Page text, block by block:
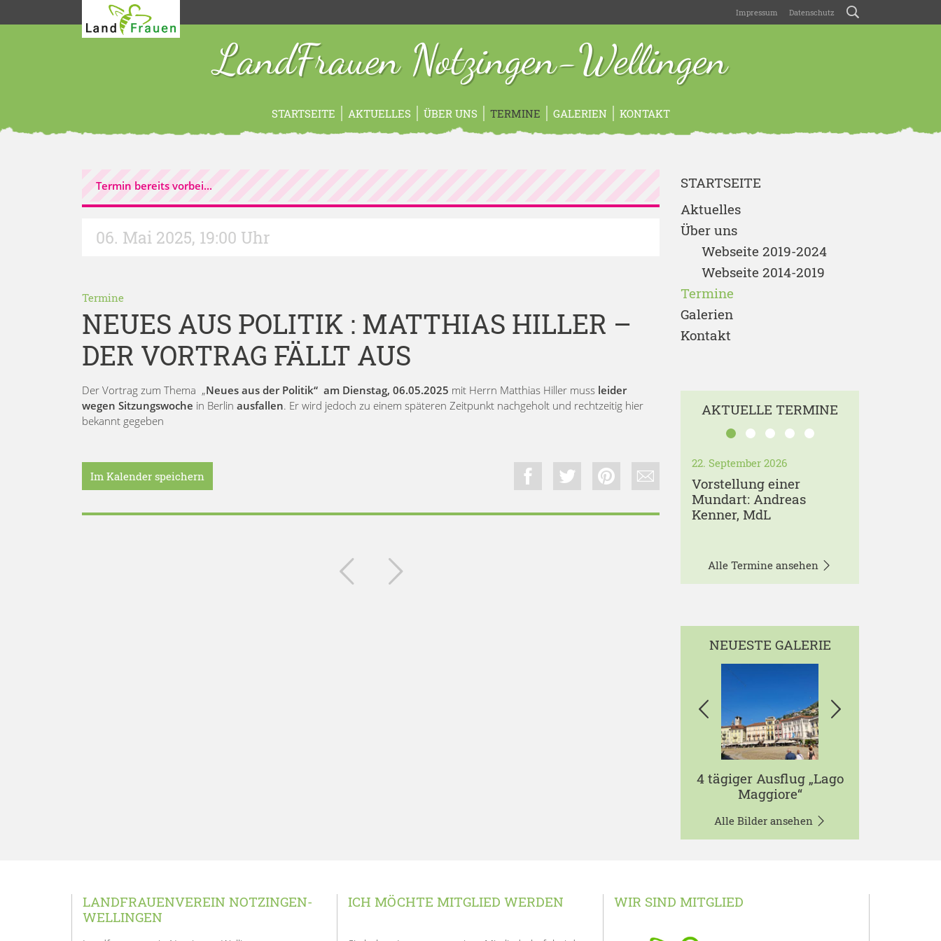
Impressum Datenschutz
LandFrauen Notzingen-Wellingen
STARTSEITE AKTUELLES ÜBER UNS TERMINE GALERIEN KONTAKT
Termin bereits vorbei...
06. Mai 2025, 19:00 Uhr
Termine
NEUES AUS POLITIK : MATTHIAS HILLER –
DER VORTRAG FÄLLT AUS
Der Vortrag zum Thema „Neues aus der Politik“ am Dienstag, 06.05.2025 mit Herrn Matthias Hiller muss leider
wegen Sitzungswoche in Berlin ausfallen. Er wird jedoch zu einem späteren Zeitpunkt nachgeholt und rechtzeitig hier
bekannt gegeben
Im Kalender speichern
STARTSEITE
Aktuelles
Über uns
Webseite 2019-2024
Webseite 2014-2019
Termine
Galerien
Kontakt
AKTUELLE TERMINE
22. September 2026
Vorstellung einer
Mundart: Andreas
Kenner, MdL
Alle Termine ansehen
NEUESTE GALERIE
4 tägiger Ausflug „Lago
Maggiore“
Alle Bilder ansehen
LANDFRAUENVEREIN NOTZINGEN-
WELLINGEN
ICH MÖCHTE MITGLIED WERDEN WIR SIND MITGLIED